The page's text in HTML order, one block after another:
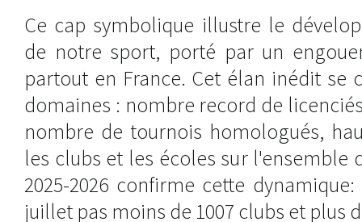
Ce cap symbolique illustre le
de notre sport, porté par un
partout en France. Cet élan inédit se
domaines : nombre record de
nombre de tournois homologués,
les clubs et les écoles sur l'ensemble
2025-2026 confirme cette
juillet pas moins de 1007 clubs et plus